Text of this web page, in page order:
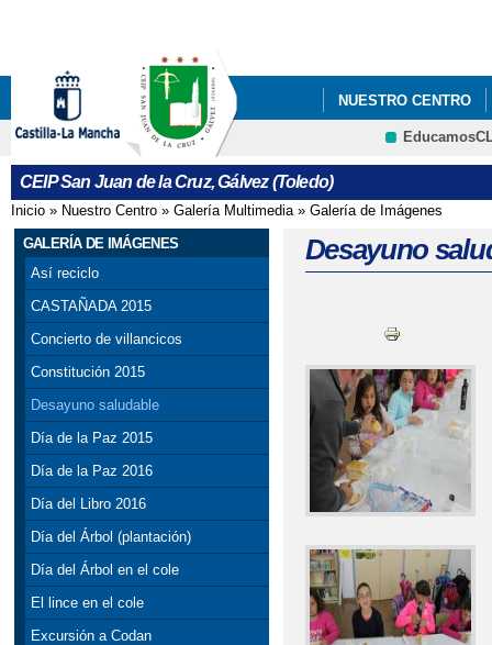
NUESTRO CENTRO
CEIP San Juan de la Cruz, Gálvez (Toledo)
Se encuentra usted aquí
Inicio » Nuestro Centro » Galería Multimedia» Galería de Imágenes
GALERÍA DE IMÁGENES
Así reciclo
CASTAÑADA 2015
Concierto de villancicos
Constitución 2015
Desayuno saludable
Día de la Paz 2015
Día de la Paz 2016
Día del Libro 2016
Día del Árbol (plantación)
Día del Árbol en el cole
El lince en el cole
Excursión a Codan
Desayuno